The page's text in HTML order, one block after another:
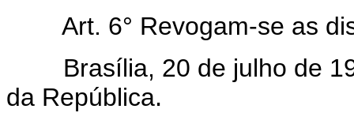
Art. 6° Revogam-se as
Brasília, 20 de julho de
da República.